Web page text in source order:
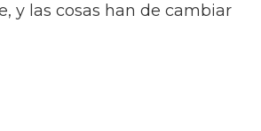
y las cosas han de cambiar